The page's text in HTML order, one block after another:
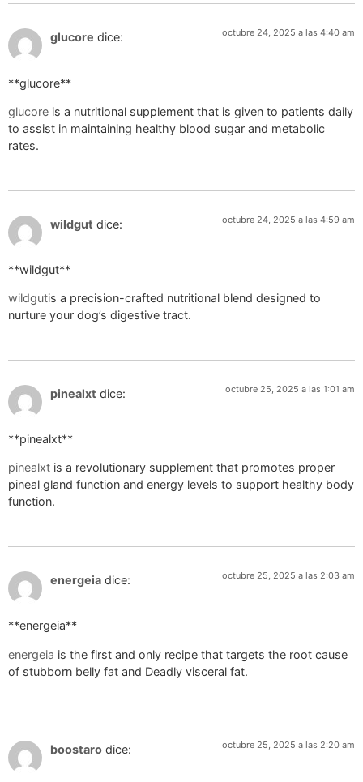
glucore dice: octubre 24, 2025 a las 4:40 am
**glucore**
glucore is a nutritional supplement that is given to patients daily
to assist in maintaining healthy blood sugar and metabolic
rates.
wildgut dice: octubre 24, 2025 a las 4:59 am
** wildgut**
wildgutis a precision-crafted nutritional blend designed to
nurture your dog’s digestive tract.
pinealxt dice: octubre 25, 2025 a las 1:01 am
** pinealxt**
pinealxt is a revolutionary supplement that promotes proper
pineal gland function and energy levels to support healthy body
function.
energeia dice: octubre 25, 2025 a las 2:03 am
**energeia**
energeia is the first and only recipe that targets the root cause
of stubborn belly fat and Deadly visceral fat.
boostaro dice: octubre 25, 2025 a las 2:20 am